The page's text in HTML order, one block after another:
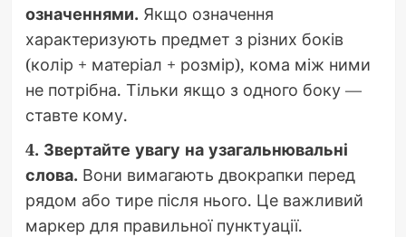
означеннями. Якщо означення
характеризують предмет з різних боків
(колір + матеріал + розмір), кома між ними
не потрібна. Тільки якщо з одного боку —
ставте кому.
4. Звертайте увагу на узагальнювальні
слова. Вони вимагають двокрапки перед
рядом або тире після нього. Це важливий
маркер для правильної пунктуації.